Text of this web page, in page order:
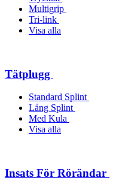
Multigrip
Tri-link
Visa alla
Tätplugg
Standard Splint
Lång Splint
Med Kula
Visa alla
Insats För Rörändar